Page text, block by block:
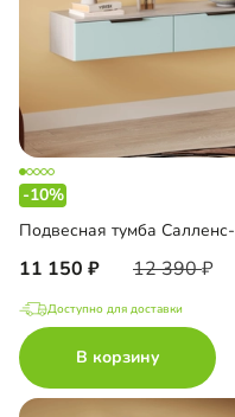
-10%
11 150 12 390
Доступно для доставки
В корзину